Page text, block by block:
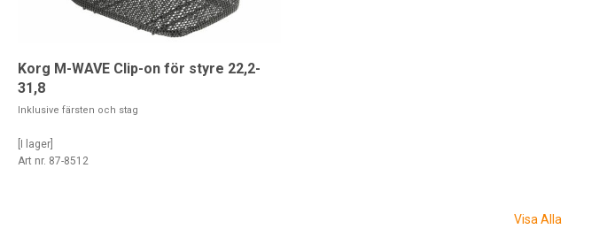
Korg M-WAVE Clip-on för styre 22,2-
31,8
Inklusive färsten och stag
[I lager]
Art nr. 87-8512
Visa Alla